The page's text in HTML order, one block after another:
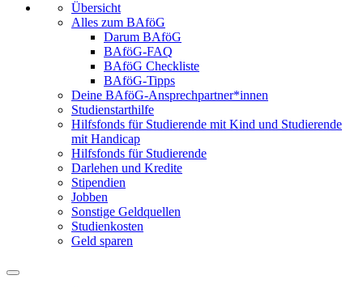
Übersicht
Alles zum BAföG
Darum BAföG
BAföG-FAQ
BAföG Checkliste
BAföG-Tipps
Deine BAföG-Ansprechpartner*innen
Studienstarthilfe
Hilfsfonds für Studierende mit Kind und Studierende
mit Handicap
Hilfsfonds für Studierende
Darlehen und Kredite
Stipendien
Jobben
Sonstige Geldquellen
Studienkosten
Geld sparen